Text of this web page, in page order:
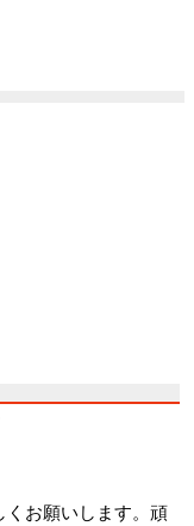
くお願いします。頑